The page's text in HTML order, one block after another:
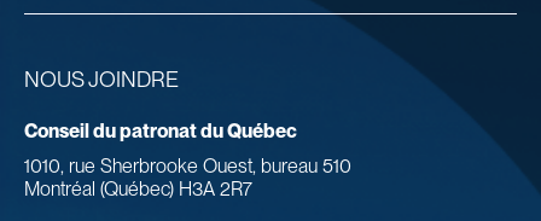
NOUS JOINDRE
Conseil du patronat du Québec
1010, rue Sherbrooke Ouest, bureau 510
Montréal (Québec) H3A 2R7